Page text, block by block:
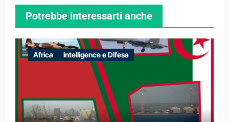
Potrebbe interessarti anche
Africa Intelligence e Difesa